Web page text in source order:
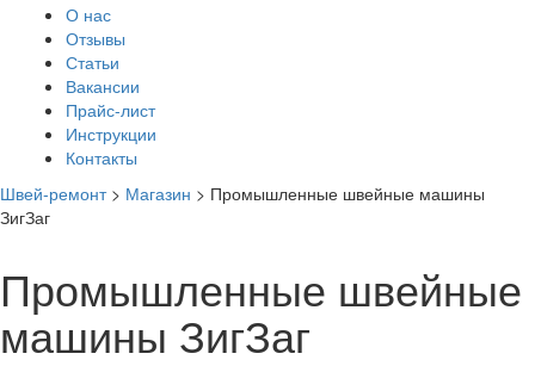
О нас
Отзывы
Статьи
Вакансии
Прайс-лист
Инструкции
Контакты
Швей-ремонт> Магазин > Промышленные швейные машины
ЗигЗаг
Промышленные швейные
машины ЗигЗаг